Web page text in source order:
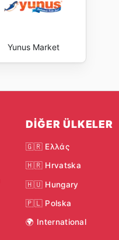
Yunus Market
DIĞER ÜLKELER
🇬🇷 Ελλάς
🇭🇷 Hrvatska
🇭🇺 Hungary
🇵🇱 Polska
🌍 International